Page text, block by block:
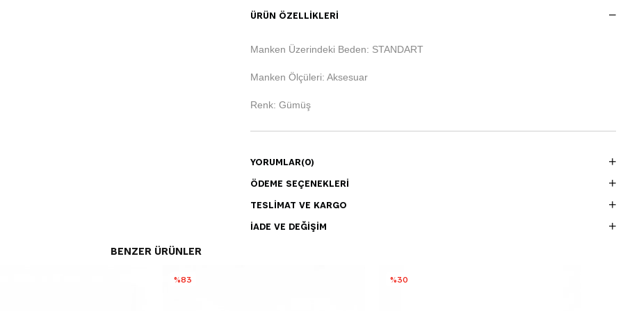
ÜRÜN ÖZELLIKLERI
Manken Üzerindeki Beden: STANDART
Manken Ölçüleri: Aksesuar
Renk: Gümüş
YORUMLAR(0)
ÖDEME SEÇENEKLERI
TESLIMAT VE KARGO
İADE VE DEĞIŞIM
BENZER ÜRÜNLER
%83 %30